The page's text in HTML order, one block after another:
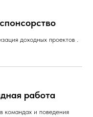
доходных проектов .
работа
командах и поведения